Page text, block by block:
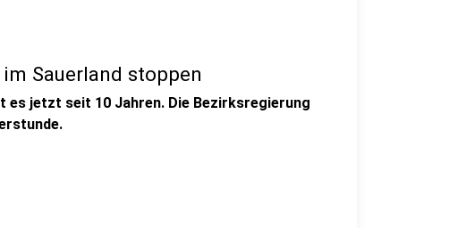
Sauerland stoppen
es jetzt seit 10 Jahren. Die Bezirksregierung